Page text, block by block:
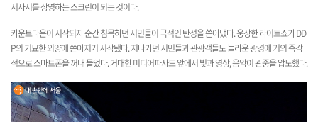
서사시를 상영하는 스크린이 되는 것이다.
카운트다운이 시작되자 순간 침묵하던 시민들이 극적인 탄성을 쏟아냈다. 웅장한 라이트쇼가 DD
P의 기묘한 외양에 쏟아지기 시작됐다. 지나가던 시민들과 관광객들도 놀라운 광경에 거의 즉각
적으로 스마트폰을 꺼내 들었다. 거대한 미디어파사드 앞에서 빛과 영상, 음악이 관중을 압도했다.